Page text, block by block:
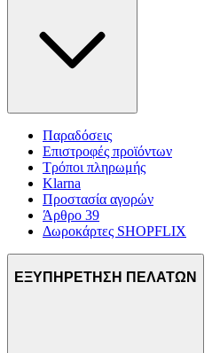
Παραδόσεις
Επιστροφές προϊόντων
Τρόποι πληρωμής
Klarna
Προστασία αγορών
Άρθρο 39
Δωροκάρτες SHOPFLIX
ΕΞΥΠΗΡΕΤΗΣΗ ΠΕΛΑΤΩΝ